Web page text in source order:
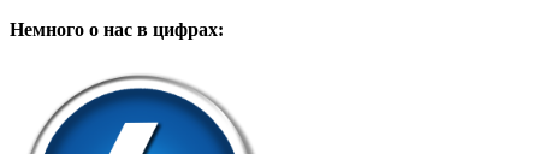
Немного о нас в цифрах: